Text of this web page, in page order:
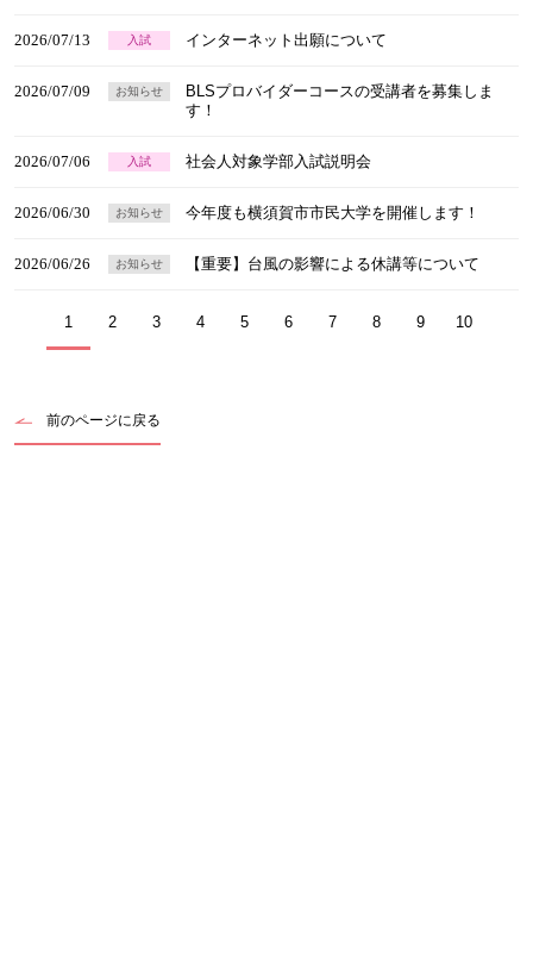
2026/07/13 入試 インターネット出願について
2026/07/09 お知らせ
BLSプロバイダーコースの受講者を募集しま
す！
2026/07/06 入試 社会人対象学部入試説明会
2026/06/30 お知らせ 今年度も横須賀市市民大学を開催します！
2026/06/26 お知らせ 【重要】台風の影響による休講等について
1 2 3 4 5 6 7 8 9 10
前のページに戻る